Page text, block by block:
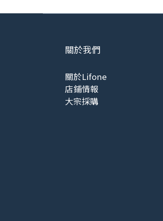
關於我們
關於Lifone
店鋪情報
大宗採購